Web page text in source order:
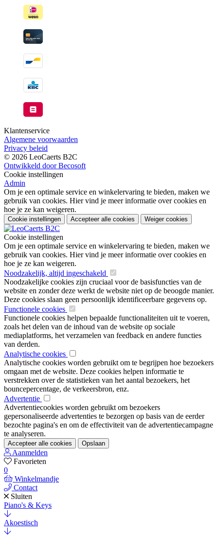
beschikbaar
Klantenservice
Algemene voorwaarden
Privacy beleid
© 2026 LeoCaerts B2C
Ontwikkeld door Becosoft
Cookie instellingen
Admin
Om je een optimale service en winkelervaring te bieden, maken we
gebruik van cookies. Hier vind je meer informatie over cookies en
hoe je ze kan weigeren.
Cookie instellingen Accepteer alle cookies Weiger cookies
Cookie instellingen
Om je een optimale service en winkelervaring te bieden, maken we
gebruik van cookies. Hier vind je meer informatie over cookies en
hoe je ze kan weigeren.
Noodzakelijk, altijd ingeschakeld
Noodzakelijke cookies zijn cruciaal voor de basisfuncties van de
website en zonder deze werkt de website niet op de beoogde manier.
Deze cookies slaan geen persoonlijk identificeerbare gegevens op.
Functionele cookies
Functionele cookies helpen bepaalde functionaliteiten uit te voeren,
zoals het delen van de inhoud van de website op sociale
mediaplatforms, het verzamelen van feedback en andere functies
van derden.
Analytische cookies
Analytische cookies worden gebruikt om te begrijpen hoe bezoekers
omgaan met de website. Deze cookies helpen informatie te
verstrekken over de statistieken van het aantal bezoekers, het
bouncepercentage, de verkeersbron, enz.
Advertentie
Advertentiecookies worden gebruikt om bezoekers
gepersonaliseerde advertenties te bezorgen op basis van de eerder
bezochte pagina's en om de effectiviteit van de advertentiecampagne
te analyseren.
Accepteer alle cookies Opslaan
Aanmelden
Favorieten
0
Winkelmandje
Contact
Sluiten
Piano's & Keys
Akoestisch